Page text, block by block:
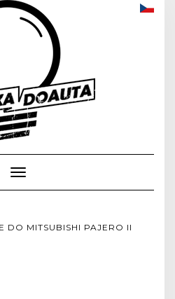
Toggle
Navigation
DO MITSUBISHI PAJERO II